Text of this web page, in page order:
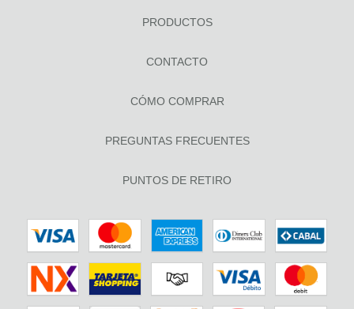
PRODUCTOS
CONTACTO
CÓMO COMPRAR
PREGUNTAS FRECUENTES
PUNTOS DE RETIRO